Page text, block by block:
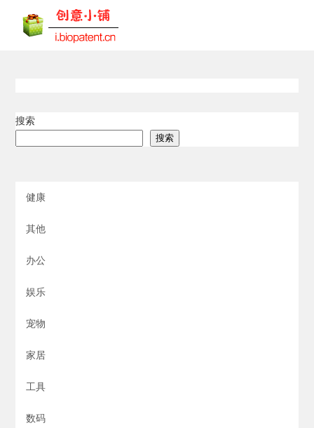
搜索
搜索
健康
其他
办公
娱乐
宠物
家居
工具
数码